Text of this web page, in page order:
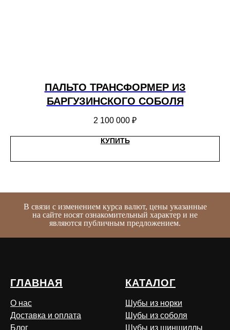
ПАЛЬТО ТРАНСФОРМЕР ИЗ
БАРГУЗИНСКОГО СОБОЛЯ
2 100 000 ₽
КУПИТЬ
В связи с изменением курса валют, цены указанные
на сайте носят ознакомительный характер и не
являются публичным предложением.
ГЛАВНАЯ
О нас
Доставка и оплата
Блог
КАТАЛОГ
Шубы из норки
Шубы из соболя
Шубы из шиншиллы